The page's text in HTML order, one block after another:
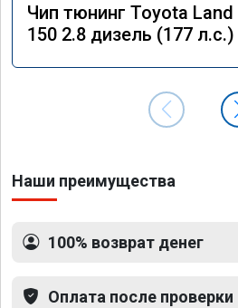
Чип тюнинг Toyota Land
150 2.8 дизель (177 л.с.)
Наши преимущества
100% возврат денег
Оплата после проверки